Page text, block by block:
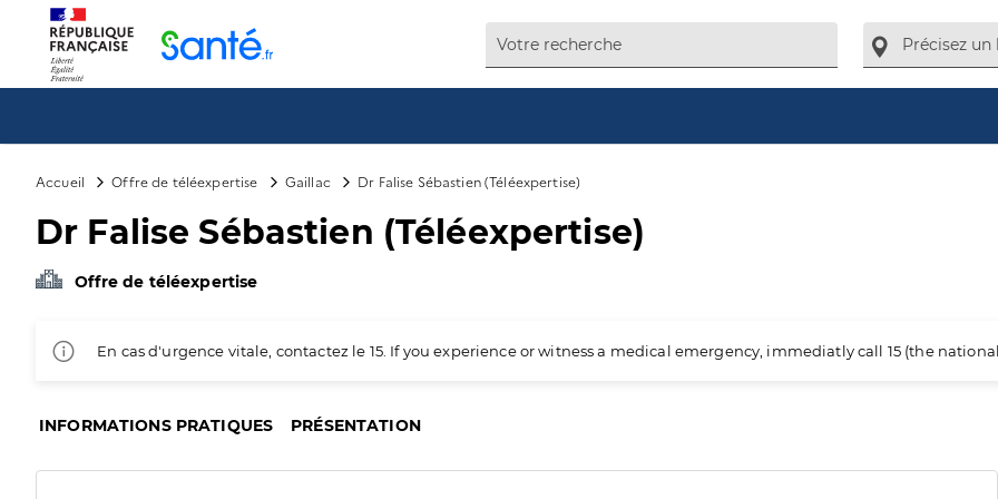
Accueil Offre de téléexpertise Gaillac Dr Falise Sébastien (Téléexpertise)
Dr Falise Sébastien (Téléexpertise)
Offre de téléexpertise
En cas d'urgence vitale, contactez le 15. If you experience or witness a medical emergency, immediatly call 15 (the
INFORMATIONS PRATIQUES PRÉSENTATION
Panneau de gestion des cookies